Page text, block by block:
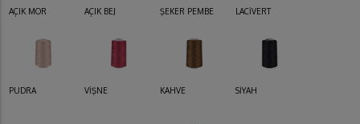
AÇIK MOR AÇIK BEJ ŞEKER PEMBE LACİVERT
PUDRA VİŞNE KAHVE SİYAH